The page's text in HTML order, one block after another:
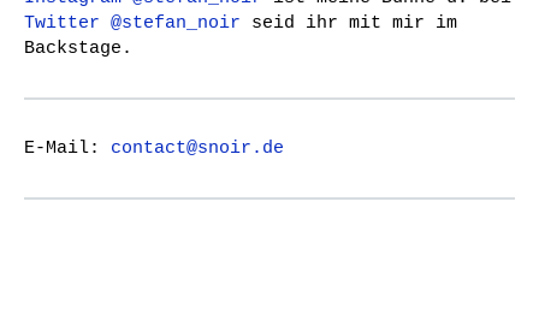
Twitter @stefan_noir seid ihr mit mir im
Backstage.
E-Mail: contact@snoir.de